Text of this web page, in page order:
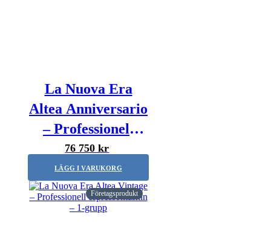
La Nuova Era
Altea Anniversario
– Professionell
espressomaskin –
2-grupper
76 750 kr
LÄGG I VARUKORG
Företagsprodukt